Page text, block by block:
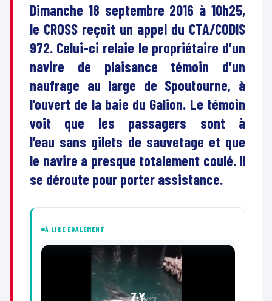
Dimanche 18 septembre 2016 à 10h25,
le CROSS reçoit un appel du CTA/CODIS
972. Celui-ci relaie le propriétaire d’un
navire de plaisance témoin d’un
naufrage au large de Spoutourne, à
l’ouvert de la baie du Galion. Le témoin
voit que les passagers sont à
l’eau sans gilets de sauvetage et que
le navire a presque totalement coulé. Il
se déroute pour porter assistance.
À LIRE ÉGALEMENT